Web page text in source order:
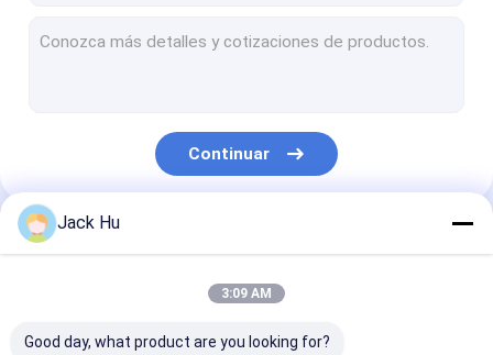
Continuar
Nuestras Categorías
Jack Hu
3:09 AM
Good day, what product are you looking for?